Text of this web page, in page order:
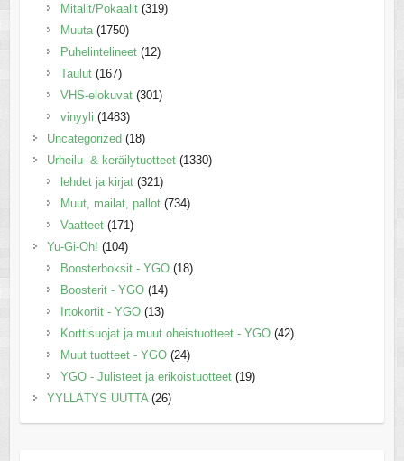
Mitalit/Pokaalit (319)
Muuta (1750)
Puhelintelineet (12)
Taulut (167)
VHS-elokuvat (301)
vinyyli (1483)
Uncategorized (18)
Urheilu- & keräilytuotteet (1330)
lehdet ja kirjat (321)
Muut, mailat, pallot (734)
Vaatteet (171)
Yu-Gi-Oh! (104)
Boosterboksit - YGO (18)
Boosterit - YGO (14)
Irtokortit - YGO (13)
Korttisuojat ja muut oheistuotteet - YGO (42)
Muut tuotteet - YGO (24)
YGO - Julisteet ja erikoistuotteet (19)
YYLLÄTYS UUTTA (26)